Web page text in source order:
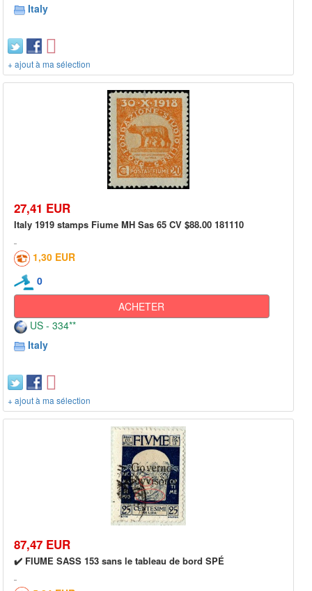
Italy
+ ajout à ma sélection
27,41 EUR
Italy 1919 stamps Fiume MH Sas 65 CV $88.00 181110
1,30 EUR
0
ACHETER
US - 334**
Italy
+ ajout à ma sélection
87,47 EUR
✔️ FIUME SASS 153 sans le tableau de bord SPÉ